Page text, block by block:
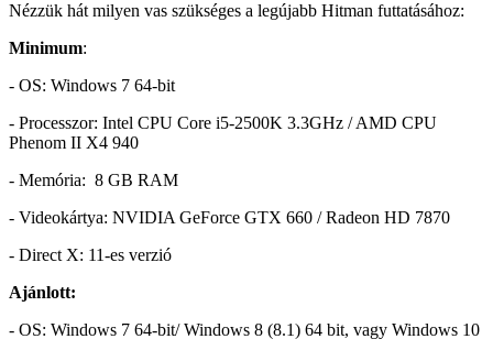
Nézzük hát milyen vas szükséges a legújabb Hitman futtatásához:
Minimum:
- OS: Windows 7 64-bit
- Processzor: Intel CPU Core i5-2500K 3.3GHz / AMD CPU
Phenom II X4 940
- Memória: 8 GB RAM
- Videokártya: NVIDIA GeForce GTX 660 / Radeon HD 7870
- Direct X: 11-es verzió
Ajánlott:
- OS: Windows 7 64-bit/ Windows 8 (8.1) 64 bit, vagy Windows 10